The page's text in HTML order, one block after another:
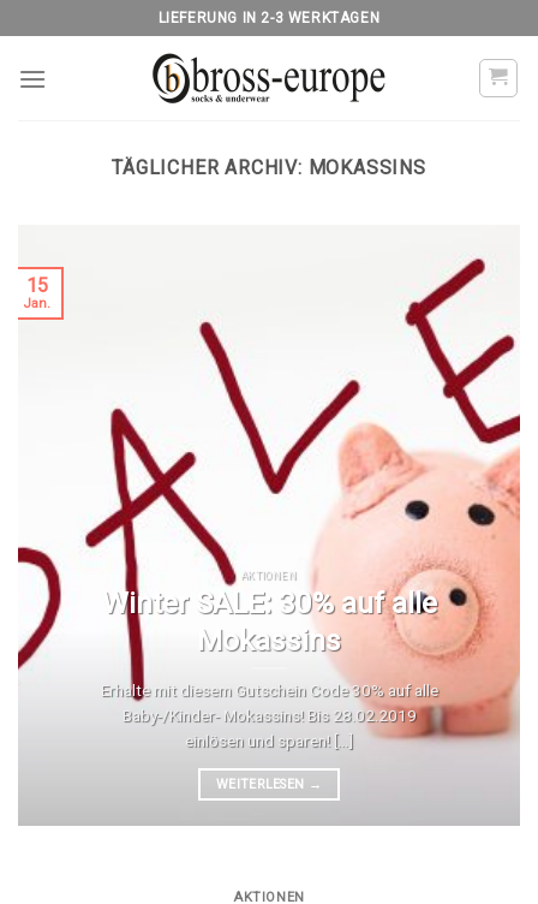
to
content
LIEFERUNG IN 2-3 WERKTAGEN
TÄGLICHER ARCHIV: MOKASSINS
AKTIONEN
Winter SALE: 30% auf alle
Mokassins
Erhalte mit diesem Gutschein Code 30% auf alle
Baby-/Kinder- Mokassins! Bis 28.02.2019
einlösen und sparen! [...]
WEITERLESEN →
15
Jan.
AKTIONEN